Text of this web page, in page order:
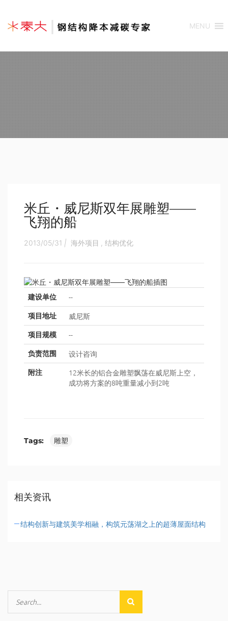
MENU
米丘・威尼斯双年展雕塑——
飞翔的船
2013/05/31 | 海外项目 结构优化
建设单位 --
项目地址 威尼斯
项目规模 --
负责范围 设计咨询
附注
12米长的铝合金雕塑飘荡在威尼斯上空，
成功将方案的8吨重量减小到2吨
Tags: 雕塑
相关资讯
结构创新与建筑美学相融，构筑元荡湖之上的超薄屋面结构